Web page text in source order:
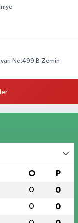
No:499 B Zemin
O P
0 0
0 0